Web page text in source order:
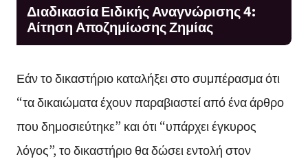
Διαδικασία Ειδικής Αναγνώρισης 4:
Αίτηση Αποζημίωσης Ζημίας
Εάν το δικαστήριο καταλήξει στο συμπέρασμα ότι
“τα δικαιώματα έχουν παραβιαστεί από ένα άρθρο
που δημοσιεύτηκε” και ότι “υπάρχει έγκυρος
λόγος”, το δικαστήριο θα δώσει εντολή στον